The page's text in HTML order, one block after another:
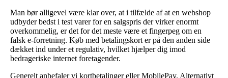
Man bør alligevel være klar over, at i tilfælde af at en webshop
udbyder bedst i test varer for en salgspris der virker enormt
overkommelig, er det for det meste være et fingerpeg om en
falsk e-forretning. Køb med betalingskort er på den anden side
dækket ind under et regulativ, hvilket hjælper dig imod
bedrageriske internet foretagender.
Generelt anbefaler vi kortbetalinger eller MobilePay. Alternativt